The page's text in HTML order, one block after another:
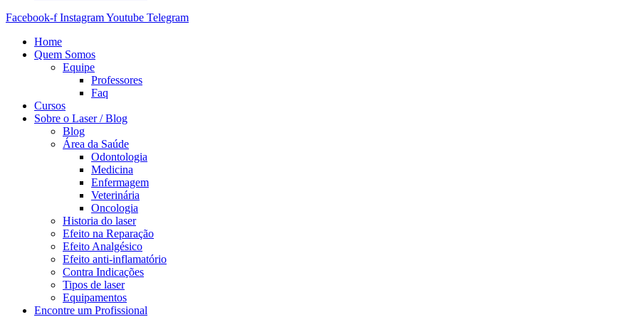
Facebook-f InstagramYoutube Telegram
Home
Quem Somos
Equipe
Professores
Faq
Cursos
Sobre o Laser / Blog
Blog
Área da Saúde
Odontologia
Medicina
Enfermagem
Veterinária
Oncologia
Historia do laser
Efeito na Reparação
Efeito Analgésico
Efeito anti-inflamatório
Contra Indicações
Tipos de laser
Equipamentos
Encontre um Profissional